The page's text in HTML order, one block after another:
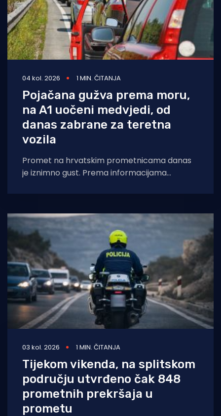
Ribolov
Ekologija
Tradicija i kultura
04 kol. 2026 1 MIN. ČITANJA
Pojačana gužva prema moru,
na A1 uočeni medvjedi, od
danas zabrane za teretna
vozila
Promet na hrvatskim prometnicama danas
je iznimno gust. Prema informacijama
pritisak na važnijim cestama, prilazima
03 kol. 2026 1 MIN. ČITANJA
Tijekom vikenda, na splitskom
području utvrđeno čak 848
prometnih prekršaja u
prometu